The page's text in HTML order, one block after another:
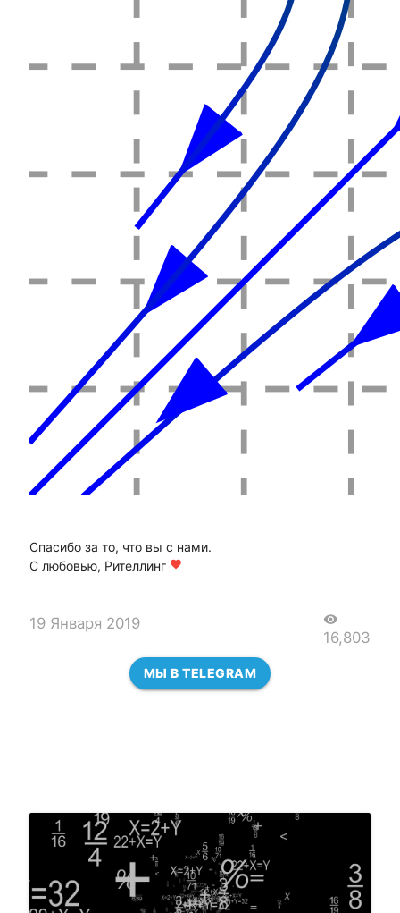
Спасибо за то, что вы с нами.
С любовью, Рителлинг favorite
19 Января 2019 visibility
16,803
МЫ В TELEGRAM